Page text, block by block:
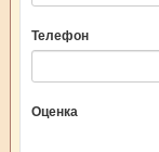
Телефон
Оценка